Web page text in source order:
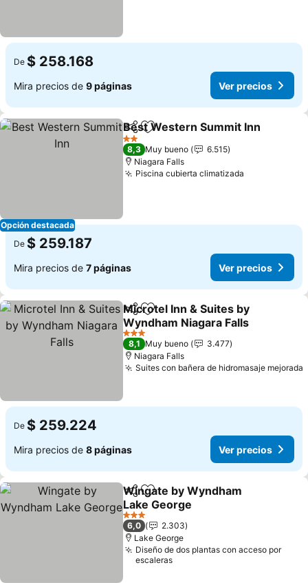
De $ 258.168
Mira precios de 9 páginas Ver precios
Opción destacada
CompartirAgregar a favoritos
Best Western Summit Inn
2 Estrellas
8,3 Muy bueno
6.515
Niagara Falls
Piscina cubierta climatizada
De $ 259.187
Mira precios de 7 páginas Ver precios
CompartirAgregar a favoritos
Microtel Inn & Suites by
Wyndham Niagara Falls
Ver precios
3 Estrellas
8,1 Muy bueno
3.477
Niagara Falls
Suites con bañera de hidromasaje mejorada
De $ 259.224
Mira precios de 8 páginas Ver precios
CompartirAgregar a favoritos
Wingate by Wyndham
Lake George
Ver precios
3 Estrellas
6,0
2.303
Lake George
Diseño de dos plantas con acceso por
escaleras